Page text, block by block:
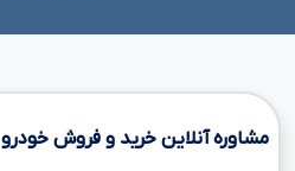
مشاوره آنلاین خرید و فروش خودرو